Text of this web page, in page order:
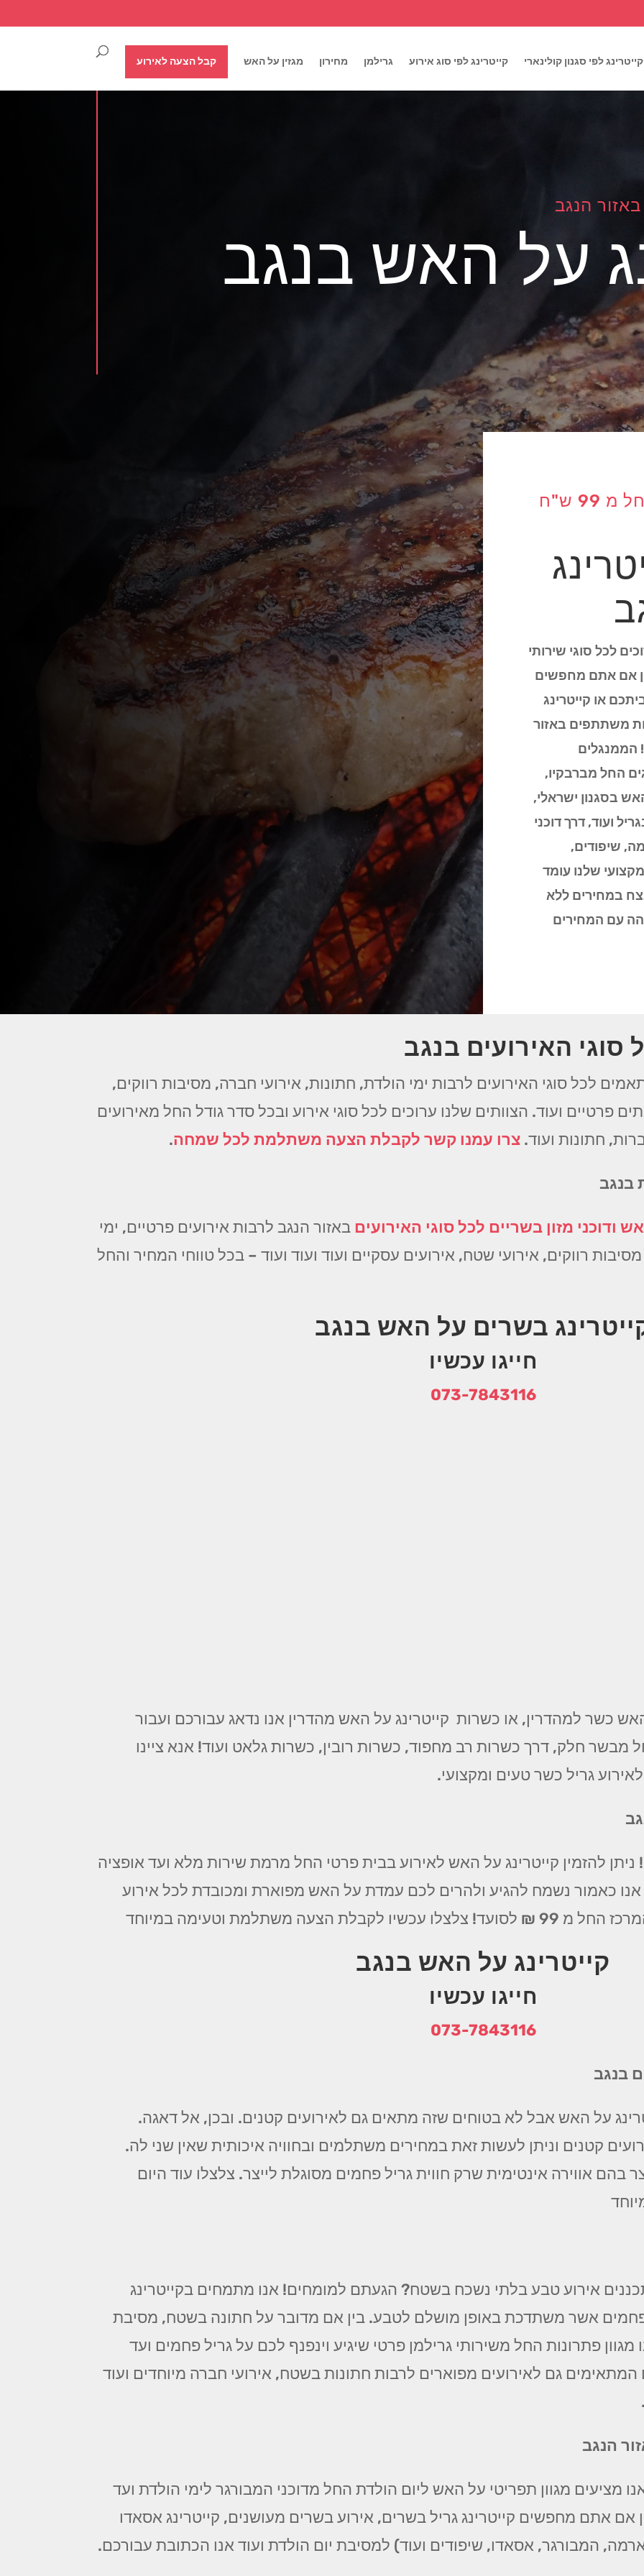
קייטרינג לפי סגנון קולינארי קייטרינג לפי סוג אירוע גרילמן מחירון מגזין על האש קבל הצעה לאירוע
הנגב
על האש בנגב
מגוון תפריטי על האש החל מ 99 ש"ח
לכל סוגי שירותי
אם אתם מחפשים
או קייטרינג
משתתפים באזור
הממנגלים
החל מברבקיו,
בסגנון ישראלי,
ועוד, דרך דוכני
שיפודים,
שלנו עומד
במחירים ללא
עם המחירים
סוגי האירועים בנגב
לכל סוגי האירועים לרבות ימי הולדת, חתונות, אירועי חברה, מסיבות רווקים,
פרטיים ועוד. הצוותים שלנו ערוכים לכל סוגי אירוע ובכל סדר גודל החל מאירועים
חתונות ועוד.צרו עמנו קשר לקבלת הצעה משתלמת לכל שמחה.
בנגב
ודוכני מזון בשריים לכל סוגי האירועים באזור הנגב לרבות אירועים פרטיים, ימי
רווקים, אירועי שטח, אירועים עסקיים ועוד ועוד ועוד – בכל טווחי המחיר והחל
בשרים על האש בנגב
חייגו עכשיו
073-7843116
כשר למהדרין, או כשרות קייטרינג על האש מהדרין אנו נדאג עבורכם ועבור
מבשר חלק, דרך כשרות רב מחפוד, כשרות רובין, כשרות גלאט ועוד! אנא ציינו
גריל כשר טעים ומקצועי.
להזמין קייטרינג על האש לאירוע בבית פרטי החל מרמת שירות מלא ועד אופציה
אנו כאמור נשמח להגיע ולהרים לכם עמדת על האש מפוארת ומכובדת לכל אירוע
משתלמת וטעימה במיוחד
קייטרינג על האש בנגב
חייגו עכשיו
073-7843116
בנגב
על האש אבל לא בטוחים שזה מתאים גם לאירועים קטנים. ובכן, אל דאגה.
קטנים וניתן לעשות זאת במחירים משתלמים ובחוויה איכותית שאין שני לה.
בהם אווירה אינטימית שרק חווית גריל פחמים מסוגלת לייצר. צלצלו עוד היום
אירוע טבע בלתי נשכח בשטח? הגעתם למומחים! אנו מתמחים בקייטרינג
פחמים אשר משתדכת באופן מושלם לטבע. בין אם מדובר על חתונה בשטח, מסיבת
פתרונות החל משירותי גרילמן פרטי שיגיע וינפנף לכם על גריל פחמים ועד
המתאימים גם לאירועים מפוארים לרבות חתונות בשטח, אירועי חברה מיוחדים ועוד
הנגב
מציעים מגוון תפריטי על האש ליום הולדת החל מדוכני המבורגר לימי הולדת ועד
אם אתם מחפשים קייטרינג גריל בשרים, אירוע בשרים מעושנים, קייטרינג אסאדו
המבורגר, אסאדו, שיפודים ועוד) למסיבת יום הולדת ועוד אנו הכתובת עבורכם.